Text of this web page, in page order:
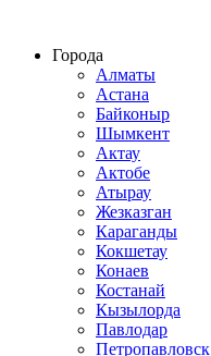
Города
Алматы
Астана
Байконыр
Шымкент
Актау
Актобе
Атырау
Жезказган
Караганды
Кокшетау
Конаев
Костанай
Кызылорда
Павлодар
Петропавловск